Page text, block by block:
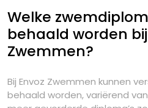
Welke
behaald worden
Zwemmen?
Bij Envoz Zwemmen kunnen
behaald worden, variërend